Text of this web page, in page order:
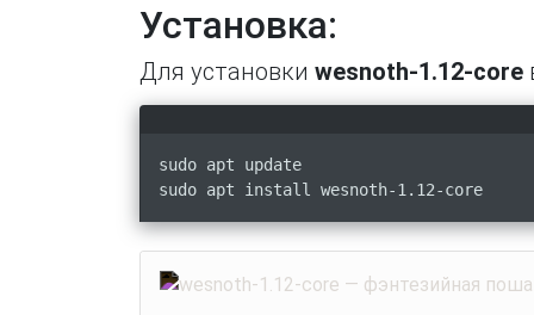
Установка:
Для установки wesnoth-1.12-core
sudo apt update
sudo apt install wesnoth-1.12-core